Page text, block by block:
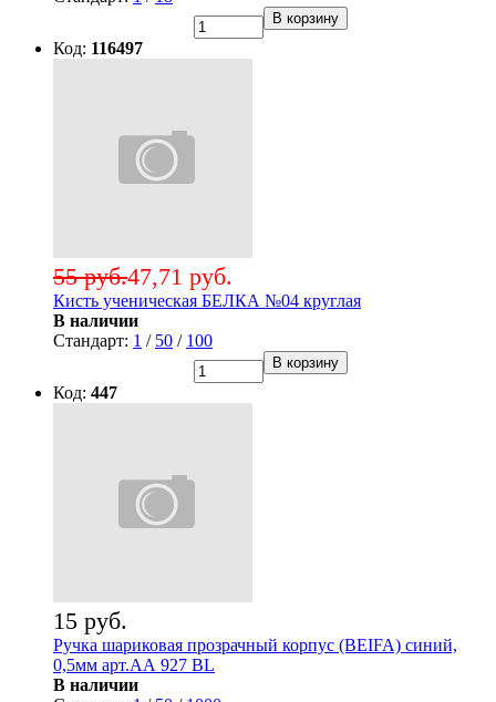
В корзину
Код: 116497
47,71 руб.
55 руб.
Кисть ученическая БЕЛКА №04 круглая
В наличии
Стандарт: 1 / 50 / 100
В корзину
Код: 447
15 руб.
Ручка шариковая прозрачный корпус (BEIFA) синий,
0,5мм арт.АА 927 BL
В наличии